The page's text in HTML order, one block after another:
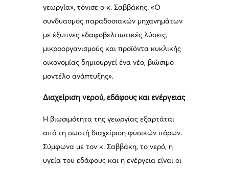
γεωργία», τόνισε ο κ. Σαββάκης. «Ο
συνδυασμός παραδοσιακών μηχανημάτων
με έξυπνες εδαφοβελτιωτικές λύσεις,
μικροοργανισμούς και προϊόντα κυκλικής
οικονομίας δημιουργεί ένα νέο, βιώσιμο
μοντέλο ανάπτυξης».
Διαχείριση νερού, εδάφους και ενέργειας
Η βιωσιμότητα της γεωργίας εξαρτάται
από τη σωστή διαχείριση φυσικών πόρων.
Σύμφωνα με τον κ. Σαββάκη, το νερό, η
υγεία του εδάφους και η ενέργεια είναι οι